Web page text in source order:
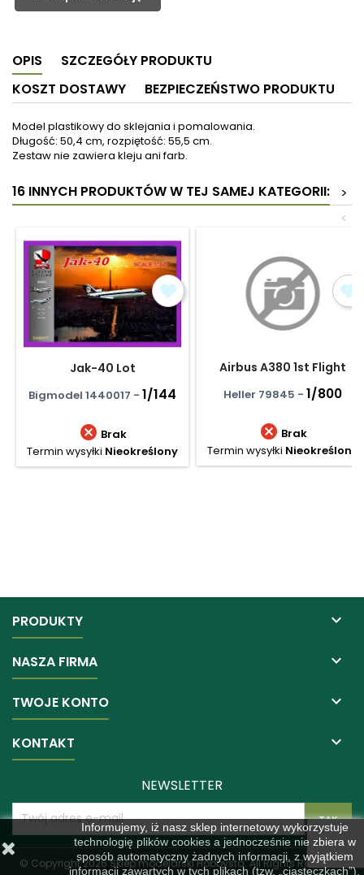
OPIS
SZCZEGÓŁY PRODUKTU
KOSZT DOSTAWY
BEZPIECZEŃSTWO PRODUKTU
Model plastikowy do sklejania i pomalowania.
Długość: 50,4 cm, rozpiętość: 55,5 cm.
Zestaw nie zawiera kleju ani farb.
16 INNYCH PRODUKTÓW W TEJ SAMEJ KATEGORII:
>
<
Jak-40 Lot
Bigmodel 1440017 - 1/144
 Brak
Termin wysyłki Nieokreślony
Airbus A380 1st Flight
Heller 79845 - 1/800
 Brak
Termin wysyłki Nieokreślony
PRODUKTY 
NASZA FIRMA 
TWOJE KONTO 
KONTAKT 
Informujemy, iż nasz sklep internetowy wykorzystuje
technologię plików cookies a jednocześnie nie zbiera w
sposób automatyczny żadnych informacji, z wyjątkiem
informacji zawartych w tych plikach (tzw. „ciasteczkach”).
NEWSLETTER
© Copyright 2026 Sklep modelarski Hobbysta. All Rights Reserved.